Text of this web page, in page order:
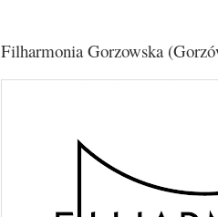
Filharmonia Gorzowska